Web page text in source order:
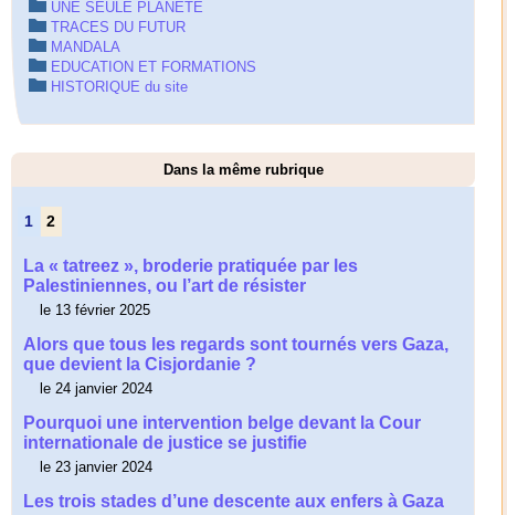
UNE SEULE PLANETE
TRACES DU FUTUR
MANDALA
EDUCATION ET FORMATIONS
HISTORIQUE du site
Dans la même rubrique
1 2
La « tatreez », broderie pratiquée par les
Palestiniennes, ou l’art de résister
le 13 février 2025
Alors que tous les regards sont tournés vers Gaza,
que devient la Cisjordanie ?
le 24 janvier 2024
Pourquoi une intervention belge devant la Cour
internationale de justice se justifie
le 23 janvier 2024
Les trois stades d’une descente aux enfers à Gaza